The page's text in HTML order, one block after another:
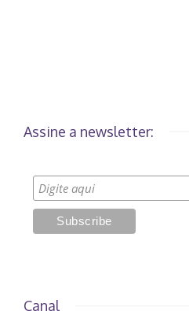
Assine a newsletter:
Canal